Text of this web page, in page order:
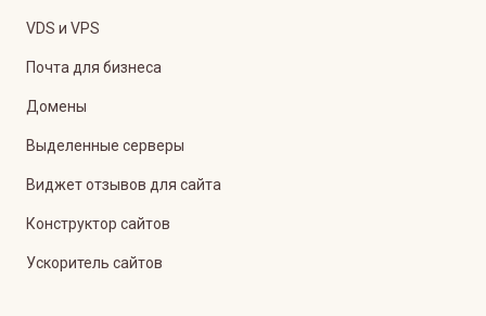
VDS и VPS
Почта для бизнеса
Домены
Выделенные серверы
Виджет отзывов для сайта
Конструктор сайтов
Ускоритель сайтов